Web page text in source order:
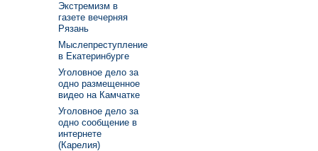
Экстремизм в
газете вечерняя
Рязань
Мыслепреступление
в Екатеринбурге
Уголовное дело за
одно размещенное
видео на Камчатке
Уголовное дело за
одно сообщение в
интернете
(Карелия)